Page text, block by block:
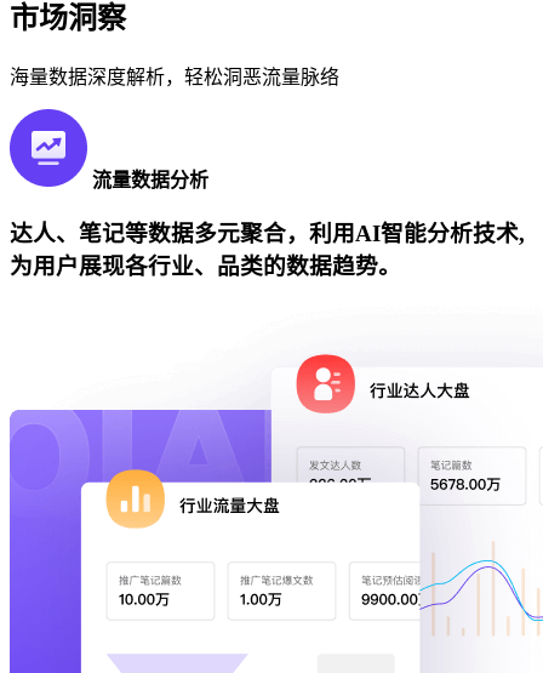
市场洞察
海量数据深度解析，轻松洞恶流量脉络
流量数据分析
达人、笔记等数据多元聚合，利用AI智能分析技术,
为用户展现各行业、品类的数据趋势。